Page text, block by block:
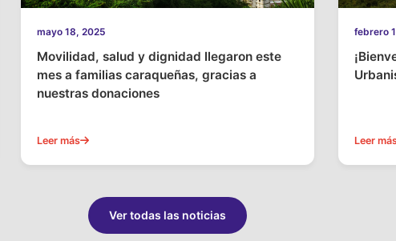
mayo 18, 2025
Movilidad, salud y dignidad llegaron este
mes a familias caraqueñas, gracias a
nuestras donaciones
Leer más
febrero
Leer
Ver todas las noticias